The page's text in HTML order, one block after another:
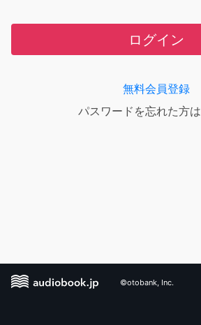
ログイン
無料会員登録
パスワードを忘れた方は
©otobank, Inc.